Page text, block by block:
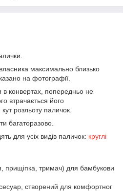
максимально близько
на фотографії.
в конвертах, попередньо не
втрачається його
розльоту паличок.
багаторазово.
для усіх видів паличок: круглі
прищіпка, тримач) для бамбукови
створений для комфортног